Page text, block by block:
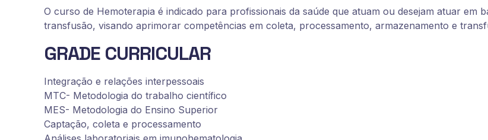
O curso de Hemoterapia é indicado para profissionais da saúde que atuam ou desejam atuar em
transfusão, visando aprimorar competências em coleta, processamento, armazenamento e
GRADE CURRICULAR
Integração e relações interpessoais
MTC- Metodologia do trabalho científico
MES- Metodologia do Ensino Superior
Captação, coleta e processamento